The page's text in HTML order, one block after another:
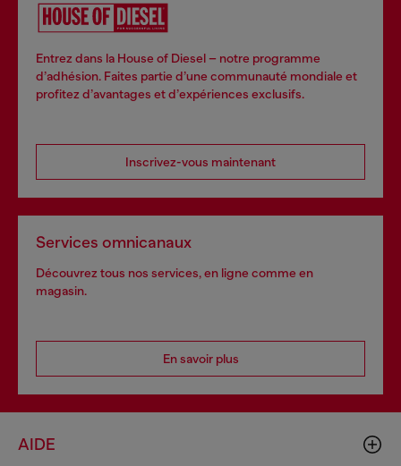
Entrez dans la House of Diesel – notre programme
d’adhésion. Faites partie d’une communauté mondiale et
profitez d’avantages et d’expériences exclusifs.
Inscrivez-vous maintenant
Services omnicanaux
Découvrez tous nos services, en ligne comme en
magasin.
En savoir plus
AIDE